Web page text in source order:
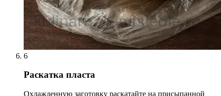
6
Раскатка пласта
Охлажденную заготовку раскатайте на присыпанной